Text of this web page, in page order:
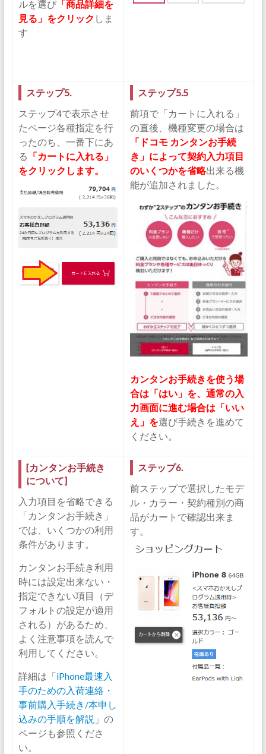
ルを選び「商品詳細を
見る」をクリック しま
す
ステップ5.
ステップ4で表示させ
たページ各種指定を行
ったのち、一番下にあ
る 「カートに入れる」
をクリックします。
ステップ5.5
前項で「カートに入れる」
の直後、機種変更の場合は
「ドコモ カンタンお手続
き」によって契約入力項目
のいくつかを省略出来る機
能が追加されました。
カンタンお手続きを使う場
合は「はい」を、通常の入
力画面に進む場合は「いい
え」を選び手続きを進めて
ください。
[カンタンお手続き
について]
入力項目を省略できる
「カンタンお手続き」
では、いくつかの利用
条件があります。
カンタンお手続き利用
時には設定出来ない・
指定できない項目（デ
フォルトの設定が適用
される）があるため、
よく注意事項を読んで
利用してください。
詳細は「iPhone最速入
手のための入荷連絡・
事前購入手続き/本申し
込みの手順を解説 」の
ページも参照くださ
い。
ステップ6.
前ステップで選択したモデ
ル・カラー・契約種別の商
品がカートで確認出来ま
す。